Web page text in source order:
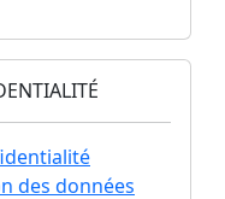
des données